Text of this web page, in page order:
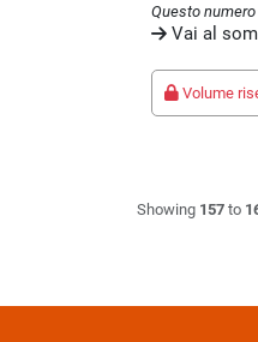
Questo
Vai al
Volume
Showing 157 to